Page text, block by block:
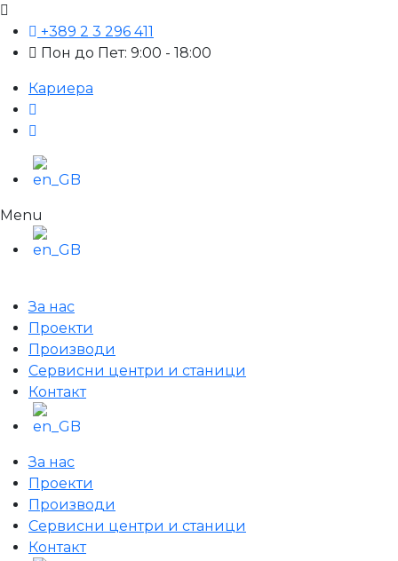
+389 2 3 296 411
Пон до Пет: 9:00 - 18:00
Кариера
Menu
За нас
Проекти
Производи
Сервисни центри и станици
Контакт
За нас
Проекти
Производи
Сервисни центри и станици
Контакт